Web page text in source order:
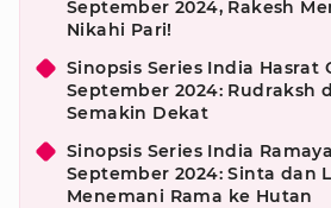
September 2024, Rakesh
Nikahi Pari!
Sinopsis Series India Hasrat
September 2024: Rudraksh
Semakin Dekat
Sinopsis Series India
September 2024: Sinta dan
Menemani Rama ke Hutan